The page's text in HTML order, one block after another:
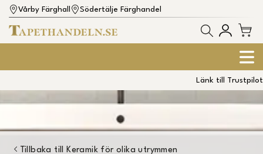
Vårby Färghall Södertälje Färghandel
Länk till Trustpilot
Tillbaka till Keramik för olika utrymmen